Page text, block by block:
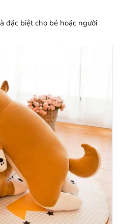
đặc biệt cho bé hoặc người